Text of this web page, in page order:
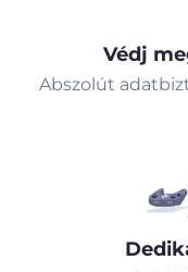
Védj
Abszolút